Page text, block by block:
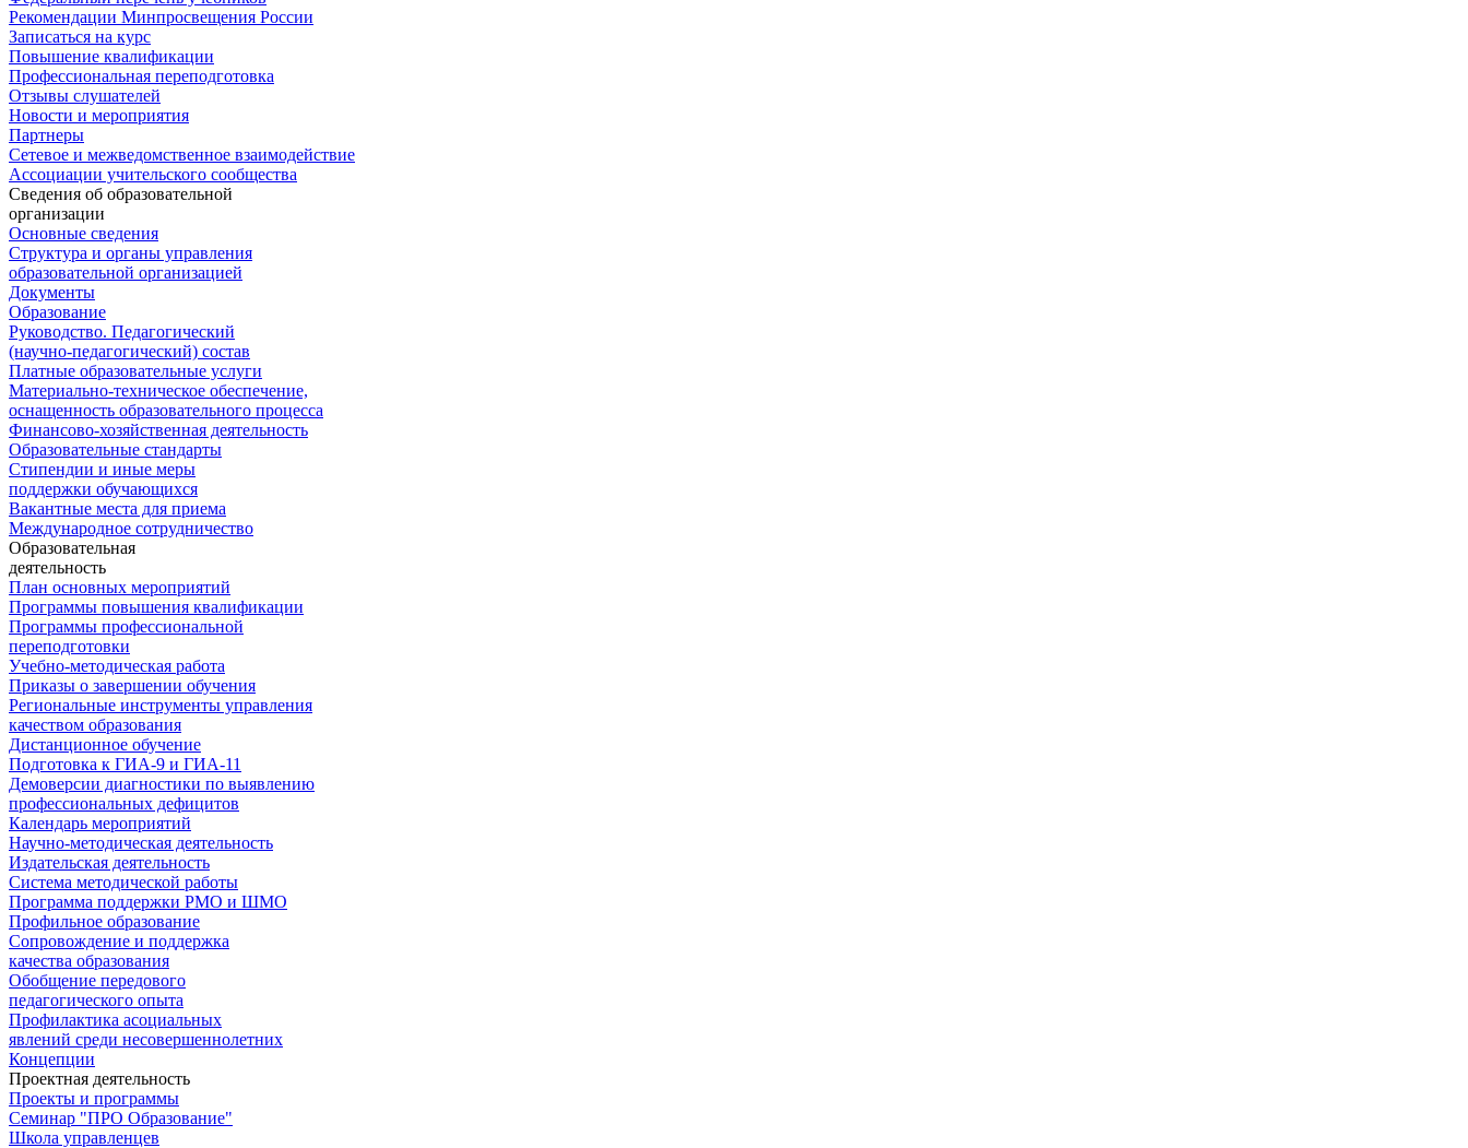
Рекомендации Минпросвещения России
Записаться на курс
Повышение квалификации
Профессиональная переподготовка
Отзывы слушателей
Новости и мероприятия
Партнеры
Сетевое и межведомственное взаимодействие
Ассоциации учительского сообщества
Сведения об образовательной
организации
Основные сведения
Структура и органы управления
образовательной организацией
Документы
Образование
Руководство. Педагогический
(научно-педагогический) состав
Платные образовательные услуги
Материально-техническое обеспечение,
оснащенность образовательного процесса
Финансово-хозяйственная деятельность
Образовательные стандарты
Стипендии и иные меры
поддержки обучающихся
Вакантные места для приема
Международное сотрудничество
Образовательная
деятельность
План основных мероприятий
Программы повышения квалификации
Программы профессиональной
переподготовки
Учебно-методическая работа
Приказы о завершении обучения
Региональные инструменты управления
качеством образования
Дистанционное обучение
Подготовка к ГИА-9 и ГИА-11
Демоверсии диагностики по выявлению
профессиональных дефицитов
Календарь мероприятий
Научно-методическая деятельность
Издательская деятельность
Система методической работы
Программа поддержки РМО и ШМО
Профильное образование
Сопровождение и поддержка
качества образования
Обобщение передового
педагогического опыта
Профилактика асоциальных
явлений среди несовершеннолетних
Концепции
Проектная деятельность
Проекты и программы
Семинар "ПРО Образование"
Школа управленцев